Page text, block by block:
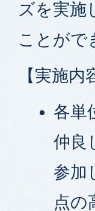
ズを実施
ことがで
【実施内
各単
仲良
参加
点の